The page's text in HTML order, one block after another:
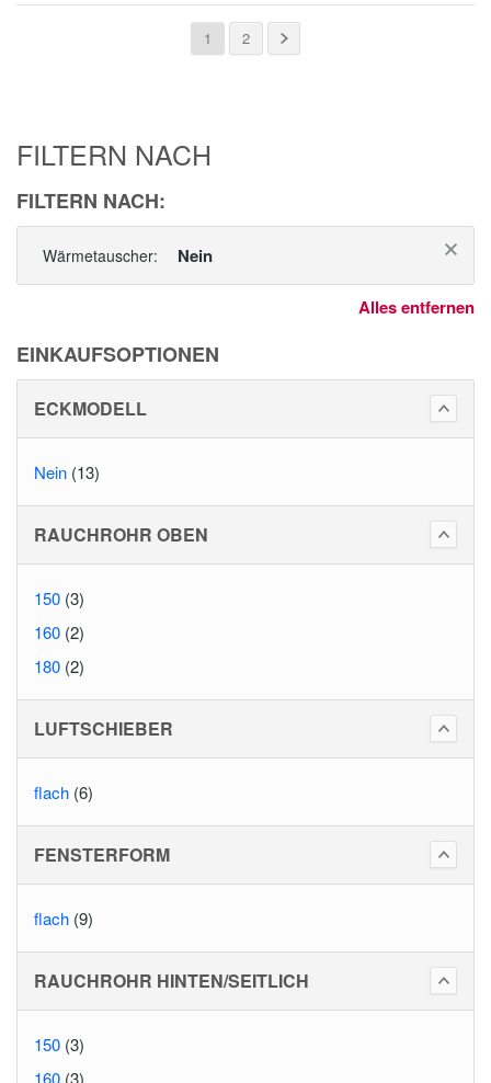
1 2
FILTERN NACH
FILTERN NACH:
Wärmetauscher: Nein
Alles entfernen
EINKAUFSOPTIONEN
ECKMODELL
Nein (13)
RAUCHROHR OBEN
150 (3)
160 (2)
180 (2)
LUFTSCHIEBER
flach (6)
FENSTERFORM
flach (9)
RAUCHROHR HINTEN/SEITLICH
150 (3)
160 (3)